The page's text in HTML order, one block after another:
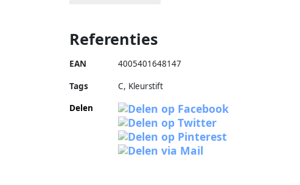
Referenties
EAN 4005401648147
Tags
C, Kleurstift
Delen